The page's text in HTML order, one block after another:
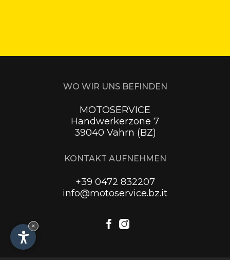
WO WIR UNS BEFINDEN
MOTOSERVICE
Handwerkerzone 7
39040 Vahrn (BZ)
KONTAKT AUFNEHMEN
+39 0472 832207
info@motoservice.bz.it
×